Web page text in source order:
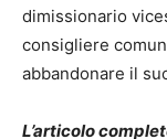
dimissionario
consigliere
abbandonare il
L’articolo